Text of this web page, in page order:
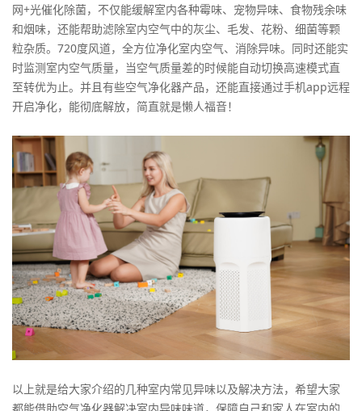
网+光催化除菌，不仅能缓解室内各种霉味、宠物异味、食物残余味
和烟味，还能帮助滤除室内空气中的灰尘、毛发、花粉、细菌等颗
粒杂质。720度风道，全方位净化室内空气、消除异味。同时还能实
时监测室内空气质量，当空气质量差的时候能自动切换高速模式直
至转优为止。并且有些空气净化器产品，还能直接通过手机app远程
开启净化，能彻底解放，简直就是懒人福音！
以上就是给大家介绍的几种室内常见异味以及解决方法，希望大家